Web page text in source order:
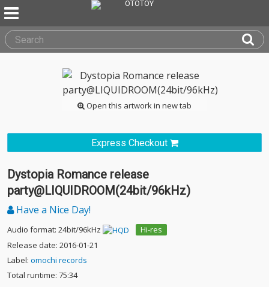
Open this artwork in new tab
Express Checkout
Dystopia Romance release
party@LIQUIDROOM(24bit/96kHz)
Have a Nice Day!
Audio format: 24bit/96kHz
Hi-res
Release date: 2016-01-21
Label: omochi records
Total runtime: 75:34